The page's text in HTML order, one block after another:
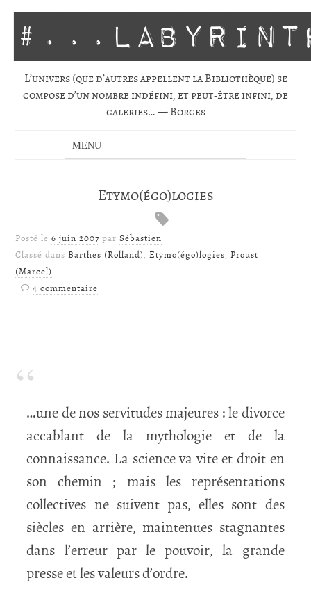
L’univers (que d’autres appellent la Biblio­thèque) se
com­pose d’un nombre indé­fini, et peut-être infini, de
gale­ries… — Borges
Etymo(égo)logies
Posté le6 juin 2007 parSébastien
Classé dansBarthes (Rolland),Etymo(égo)logies,Proust
(Marcel)
4 commentaire
…une de nos servitudes majeures : le divorce
accablant de la mythologie et de la
connaissance. La science va vite et droit en
son chemin ; mais les représentations
collectives ne suivent pas, elles sont des
siècles en arrière, maintenues stagnantes
dans l’erreur par le pouvoir, la grande
presse et les valeurs d’ordre.